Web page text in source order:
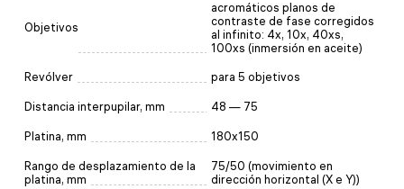
Objetivos
acromáticos planos de
contraste de fase corregidos
al infinito: 4x, 10x, 40xs,
100xs (inmersión en aceite)
Revólver para 5 objetivos
Distancia interpupilar, mm 48 — 75
Platina, mm 180x150
Rango de desplazamiento de la
platina, mm
75/50 (movimiento en
dirección horizontal (X e Y))